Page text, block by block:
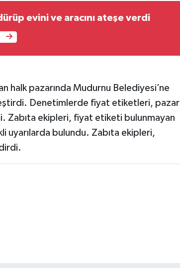
evini ve aracını ateşe verdi
halk pazarında Mudurnu Belediyesi’ne
Denetimlerde fiyat etiketleri, pazar
Zabıta ekipleri, fiyat etiketi bulunmayan
uyarılarda bulundu. Zabıta ekipleri,